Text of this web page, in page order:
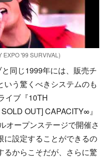
EXPO '99 SURVIVAL)
同じ1999年には、販売チ
う驚くべきシステムのも
イブ『10TH
OUT] CAPACITY∞』
オープンステージで開催さ
に設定することができるの
るからこそだが、さらに驚